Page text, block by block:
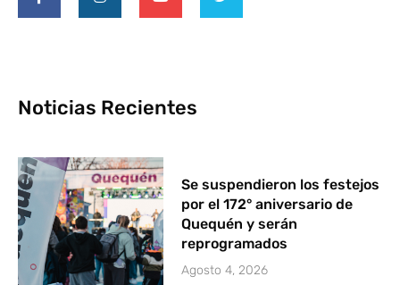
Noticias Recientes
Se suspendieron los festejos
por el 172° aniversario de
Quequén y serán
reprogramados
Agosto 4, 2026